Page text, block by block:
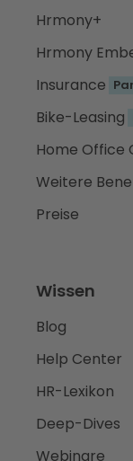
Hrmony+
Hrmony
Insurance
Bike-Leasing
Home Office
Weitere
Preise
Wissen
Blog
Help Center
HR-Lexikon
Deep-Dives
Webinare